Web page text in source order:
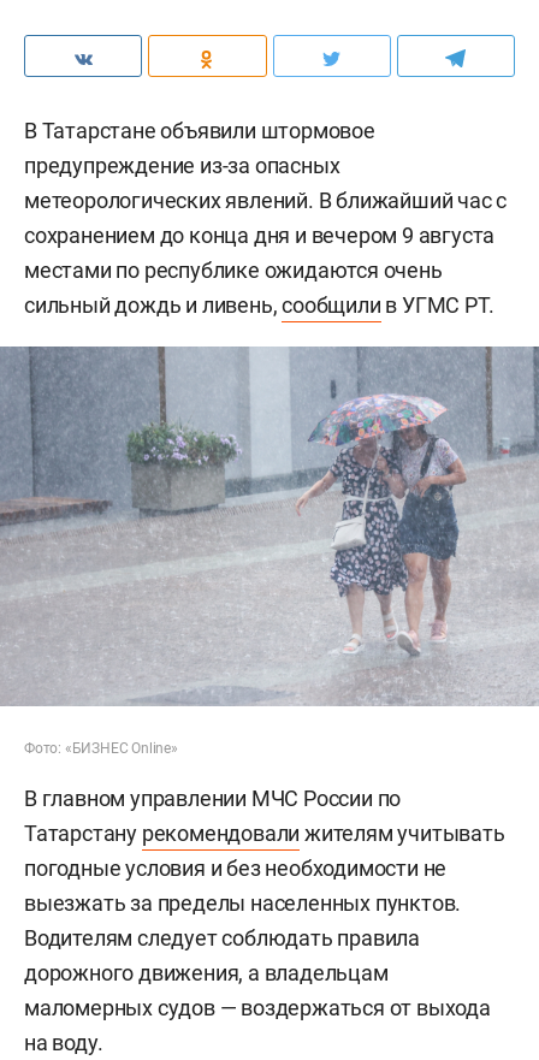
В Татарстане объявили штормовое
предупреждение из-за опасных
метеорологических явлений. В ближайший час с
сохранением до конца дня и вечером 9 августа
местами по республике ожидаются очень
сильный дождь и ливень,сообщили в УГМС РТ.
Фото: «БИЗНЕС Online»
В главном управлении МЧС России по
Татарстану рекомендовали жителям учитывать
погодные условия и без необходимости не
выезжать за пределы населенных пунктов.
Водителям следует соблюдать правила
дорожного движения, а владельцам
маломерных судов — воздержаться от выхода
на воду.